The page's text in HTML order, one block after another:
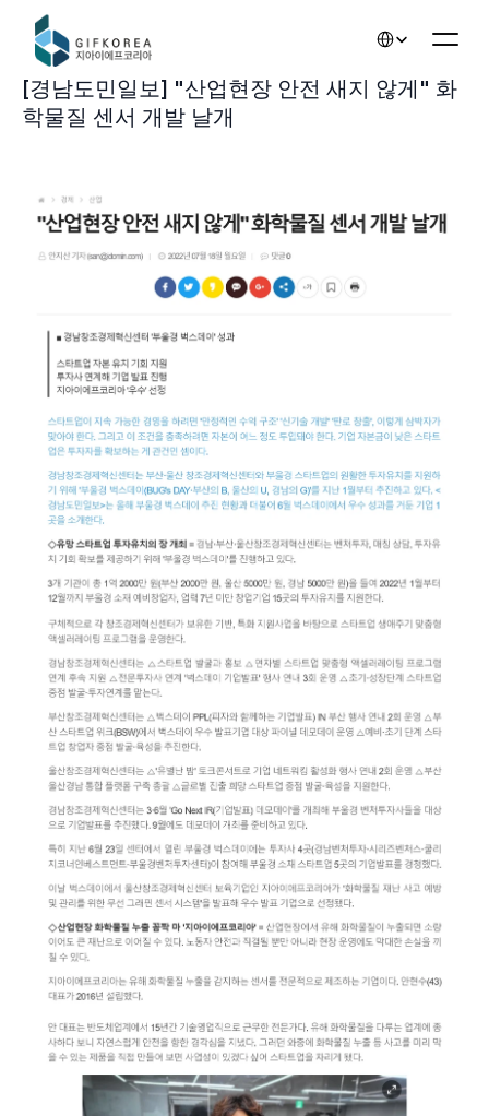
[경남도민일보] "산업현장 안전 새지 않게" 화
학물질 센서 개발 날개